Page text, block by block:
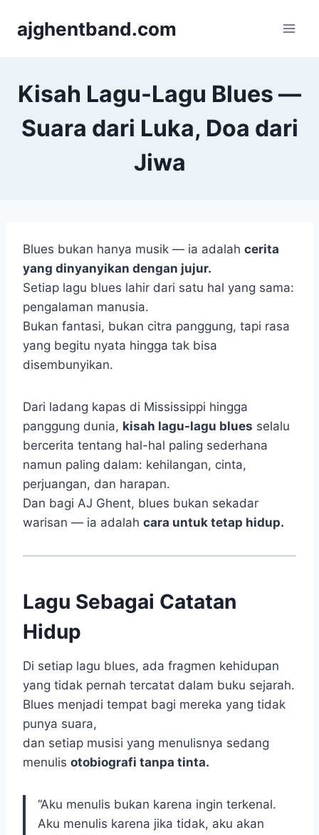
ajghentband.com
Kisah Lagu-Lagu Blues —
Suara dari Luka, Doa dari
Jiwa
Blues bukan hanya musik — ia adalah cerita
yang dinyanyikan dengan jujur.
Setiap lagu blues lahir dari satu hal yang sama:
pengalaman manusia.
Bukan fantasi, bukan citra panggung, tapi rasa
yang begitu nyata hingga tak bisa
disembunyikan.
Dari ladang kapas di Mississippi hingga
panggung dunia, kisah lagu-lagu blues selalu
bercerita tentang hal-hal paling sederhana
namun paling dalam: kehilangan, cinta,
perjuangan, dan harapan.
Dan bagi AJ Ghent, blues bukan sekadar
warisan — ia adalah cara untuk tetap hidup.
Lagu Sebagai Catatan
Hidup
Di setiap lagu blues, ada fragmen kehidupan
yang tidak pernah tercatat dalam buku sejarah.
Blues menjadi tempat bagi mereka yang tidak
punya suara,
dan setiap musisi yang menulisnya sedang
menulis otobiografi tanpa tinta.
“Aku menulis bukan karena ingin terkenal.
Aku menulis karena jika tidak, aku akan